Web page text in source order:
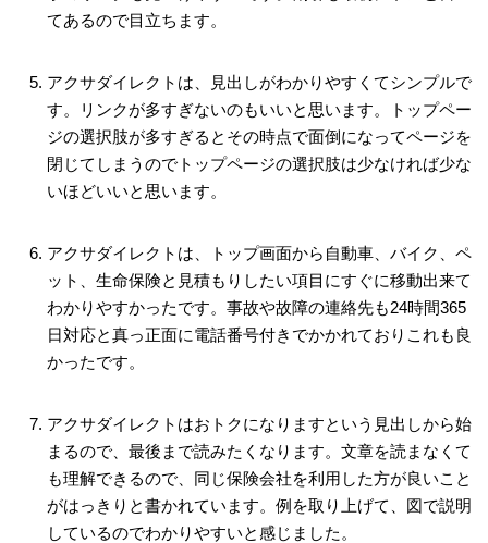
てあるので目立ちます。
アクサダイレクトは、見出しがわかりやすくてシンプルで
す。リンクが多すぎないのもいいと思います。トップペー
ジの選択肢が多すぎるとその時点で面倒になってページを
閉じてしまうのでトップページの選択肢は少なければ少な
いほどいいと思います。
アクサダイレクトは、トップ画面から自動車、バイク、ペ
ット、生命保険と見積もりしたい項目にすぐに移動出来て
わかりやすかったです。事故や故障の連絡先も24時間365
日対応と真っ正面に電話番号付きでかかれておりこれも良
かったです。
アクサダイレクトはおトクになりますという見出しから始
まるので、最後まで読みたくなります。文章を読まなくて
も理解できるので、同じ保険会社を利用した方が良いこと
がはっきりと書かれています。例を取り上げて、図で説明
しているのでわかりやすいと感じました。